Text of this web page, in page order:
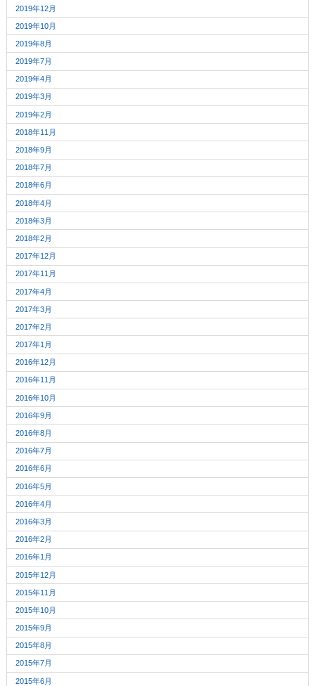
2019年12月
2019年10月
2019年8月
2019年7月
2019年4月
2019年3月
2019年2月
2018年11月
2018年9月
2018年7月
2018年6月
2018年4月
2018年3月
2018年2月
2017年12月
2017年11月
2017年4月
2017年3月
2017年2月
2017年1月
2016年12月
2016年11月
2016年10月
2016年9月
2016年8月
2016年7月
2016年6月
2016年5月
2016年4月
2016年3月
2016年2月
2016年1月
2015年12月
2015年11月
2015年10月
2015年9月
2015年8月
2015年7月
2015年6月